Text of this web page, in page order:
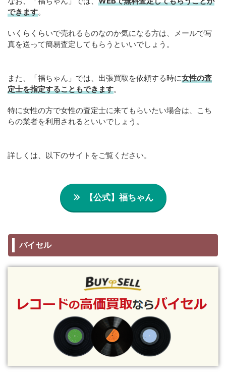
できます。
いくらくらいで売れるものなのか気になる方は、メールで写
真を送って簡易査定してもらうといいでしょう。
また、「福ちゃん」では、出張買取を依頼する時に女性の査
定士を指定することもできます。
特に女性の方で女性の査定士に来てもらいたい場合は、こち
らの業者を利用されるといいでしょう。
詳しくは、以下のサイトをご覧ください。
【公式】福ちゃん
バイセル